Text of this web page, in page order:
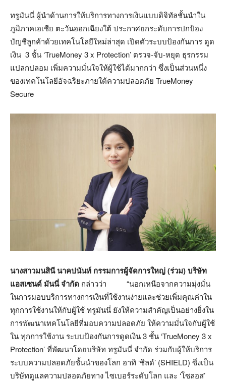
ทรูมันนี่ ผู้นำด้านการให้บริการทางการเงินแบบดิจิทัลชั้นนำใน
ภูมิภาคเอเชีย ตะวันออกเฉียงใต้ ประกาศยกระดับการปกป้อง
บัญชีลูกค้าด้วยเทคโนโลยีใหม่ล่าสุด เปิดตัวระบบป้องกันการ ดูด
เงิน 3 ชั้น ‘TrueMoney 3 x Protection’ ตรวจ-จับ-หยุด ธุรกรรม
แปลกปลอม เพิ่มความมั่นใจให้ผู้ใช้ได้มากกว่า ซึ่งเป็นส่วนหนึ่ง
ของเทคโนโลยีอัจฉริยะภายใต้ความปลอดภัย TrueMoney
Secure
นางสาวมนสินี นาคปนันท์ กรรมการผู้จัดการใหญ่ (ร่วม) บริษัท
แอสเซนด์ มันนี่ จำกัด กล่าวว่า “นอกเหนือจากความมุ่งมั่น
ในการมอบบริการทางการเงินที่ใช้งานง่ายและช่วยเพิ่มคุณค่าใน
ทุกการใช้งานให้กับผู้ใช้ ทรูมันนี่ ยังให้ความสำคัญเป็นอย่างยิ่งใน
การพัฒนาเทคโนโลยีที่มอบความปลอดภัย ให้ความมั่นใจกับผู้ใช้
ใน ทุกการใช้งาน ระบบป้องกันการดูดเงิน 3 ชั้น ‘TrueMoney 3 x
Protection’ ที่พัฒนาโดยบริษัท ทรูมันนี่ จำกัด ร่วมกับผู้ให้บริการ
ระบบความปลอดภัยชั้นนำของโลก อาทิ ‘ชิลด์’ (SHIELD) ซึ่งเป็น
บริษัทดูแลความปลอดภัยทาง ไซเบอร์ระดับโลก และ ‘โซลอส’